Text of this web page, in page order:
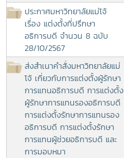
ประกาศมหาวิทยาลัยแม่โจ้
เรื่อง แต่งตั้งที่ปรึกษา
อธิการบดี จำนวน 8 ฉบับ
28/10/2567
ส่งสำเนาคำสั่งมหาวิทยาลัยแม่
โจ้ เกี่ยวกับการแต่งตั้งผู้รักษา
การแทนอธิการบดี การแต่งตั้ง
ผู้รักษาการแทนรองอธิการบดี
การแต่งตั้งรักษาการแทนรอง
อธิการบดี การแต่งตั้งรักษา
การแทนผู้ช่วยอธิการบดี และ
การมอบหมา